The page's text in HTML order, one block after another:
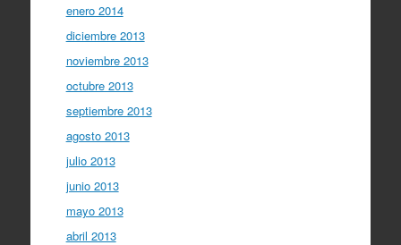
enero 2014
diciembre 2013
noviembre 2013
octubre 2013
septiembre 2013
agosto 2013
julio 2013
junio 2013
mayo 2013
abril 2013